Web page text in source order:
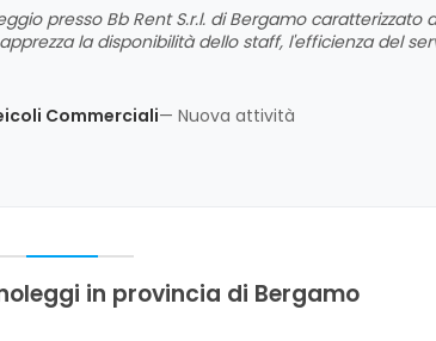
presso Bb Rent S.r.l. di Bergamo caratterizzato
la disponibilità dello staff, l'efficienza del
e il giudizio complessivo è molto positivo, con un
Commerciali— Nuova attività
in provincia di Bergamo